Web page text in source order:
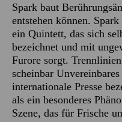
Spark baut
entstehen können.
ein Quintett, das sich
bezeichnet und mit
Furore sorgt.
scheinbar
internationale Presse
als ein besonderes
Szene, das für Frische